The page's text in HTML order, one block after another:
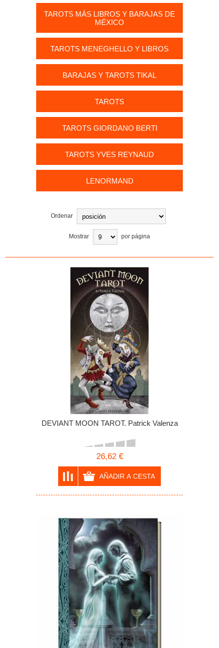
TAROTS MÁS LIBROS Y BARAJAS DE
MÉXICO
TAROTS MENEGHELLO Y LIBROS
BARAJAS Y TAROTS TIKAL
TAROTS
TAROTS GIORDANO BERTI
TAROTS YVES REYNAUD
LENORMAND
Ordenar
Mostrar por página
DEVIANT MOON TAROT. Patrick Valenza
26,62 €